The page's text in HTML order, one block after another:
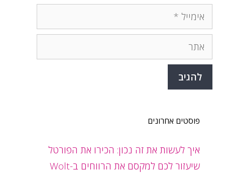
אימייל
אתר
פוסטים אחרונים
איך לעשות את זה נכון: הכירו את הפורטל
שיעזור לכם למקסם את הרווחים ב-Wolt